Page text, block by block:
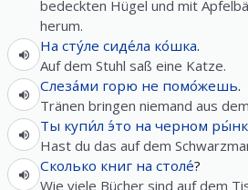
bedeckten Hügel und mit
herum.
На сту́ле сиде́ла ко́шка.
Auf dem Stuhl saß eine Katze.
Слеза́ми горю не помо́жешь.
Tränen bringen niemand aus
Ты купи́л э́то на черном
Hast du das auf dem
Сколько книг на столе́?
Wie viele Bücher sind auf dem